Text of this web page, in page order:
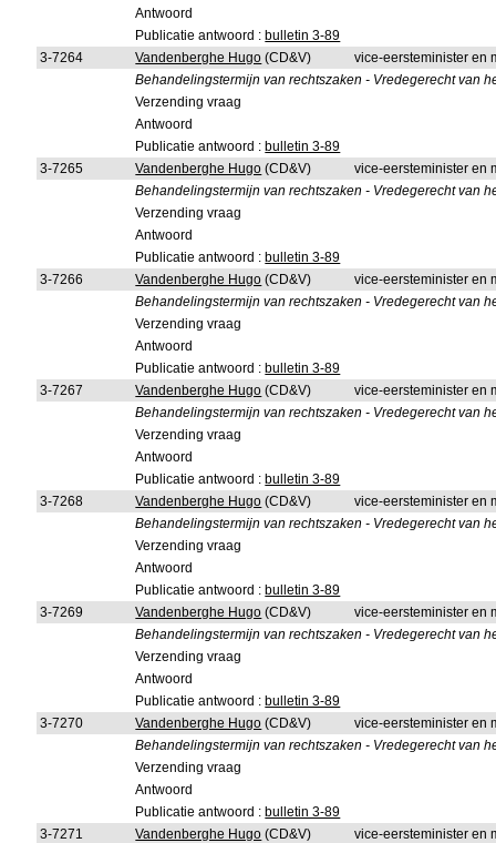
Antwoord
Publicatie antwoord : bulletin 3-89
3-7264
Vandenberghe Hugo (CD&V)
vice-eersteminister en
Behandelingstermijn van rechtszaken - Vredegerecht van
Verzending vraag
Antwoord
Publicatie antwoord : bulletin 3-89
3-7265
Vandenberghe Hugo (CD&V)
vice-eersteminister en
Behandelingstermijn van rechtszaken - Vredegerecht van
Verzending vraag
Antwoord
Publicatie antwoord : bulletin 3-89
3-7266
Vandenberghe Hugo (CD&V)
vice-eersteminister en
Behandelingstermijn van rechtszaken - Vredegerecht van
Verzending vraag
Antwoord
Publicatie antwoord : bulletin 3-89
3-7267
Vandenberghe Hugo (CD&V)
vice-eersteminister en
Behandelingstermijn van rechtszaken - Vredegerecht van
Verzending vraag
Antwoord
Publicatie antwoord : bulletin 3-89
3-7268
Vandenberghe Hugo (CD&V)
vice-eersteminister en
Behandelingstermijn van rechtszaken - Vredegerecht van
Verzending vraag
Antwoord
Publicatie antwoord : bulletin 3-89
3-7269
Vandenberghe Hugo (CD&V)
vice-eersteminister en
Behandelingstermijn van rechtszaken - Vredegerecht van
Verzending vraag
Antwoord
Publicatie antwoord : bulletin 3-89
3-7270
Vandenberghe Hugo (CD&V)
vice-eersteminister en
Behandelingstermijn van rechtszaken - Vredegerecht van
Verzending vraag
Antwoord
Publicatie antwoord : bulletin 3-89
3-7271
Vandenberghe Hugo (CD&V) vice-eersteminister en